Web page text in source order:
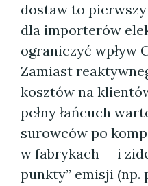
dostaw to
dla importerów
ograniczyć wpływ
Zamiast
kosztów na
pełny łańcuch
surowców po
w fabrykach — i
punkty” emisji (np.